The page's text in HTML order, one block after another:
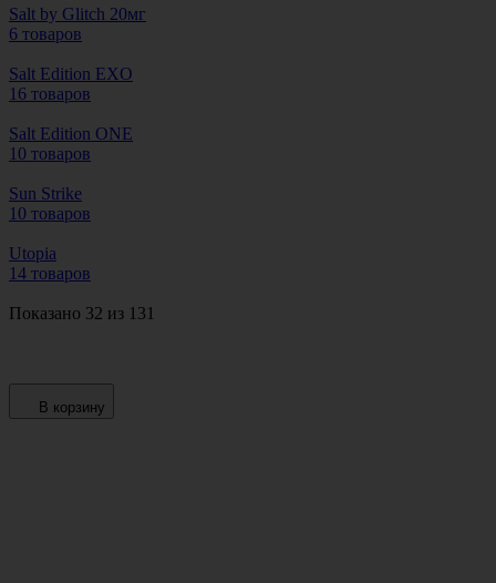
Salt by Glitch 20мг
6 товаров
Salt Edition EXO
16 товаров
Salt Edition ONE
10 товаров
Sun Strike
10 товаров
Utopia
14 товаров
Показано 32 из 131
В корзину